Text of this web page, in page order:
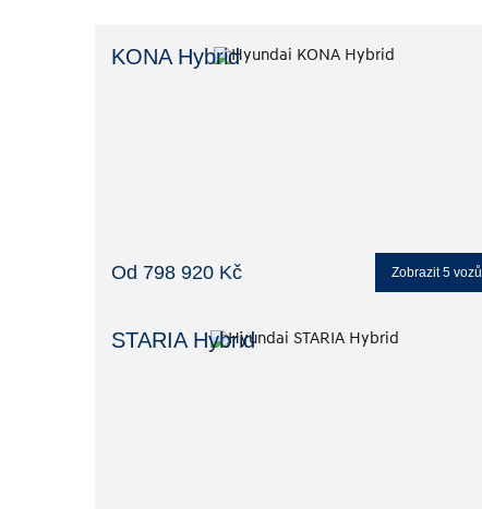
KONA Hybrid
Od 798 920 Kč Zobrazit5vozů
STARIA Hybrid